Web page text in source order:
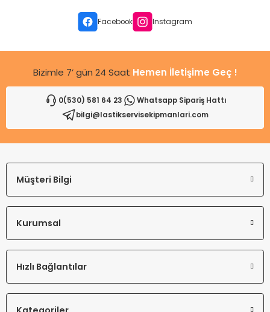
Ürün fiyatı diğer sitelerden daha pahalı.
Gönder
Facebook Instagram
Bizimle 7’ gün 24 Saat Hemen İletişime Geç !
0(530) 581 64 23
Whatsapp Sipariş Hattı
bilgi@lastikservisekipmanlari.com
Müşteri Bilgi
Kurumsal
Hızlı Bağlantılar